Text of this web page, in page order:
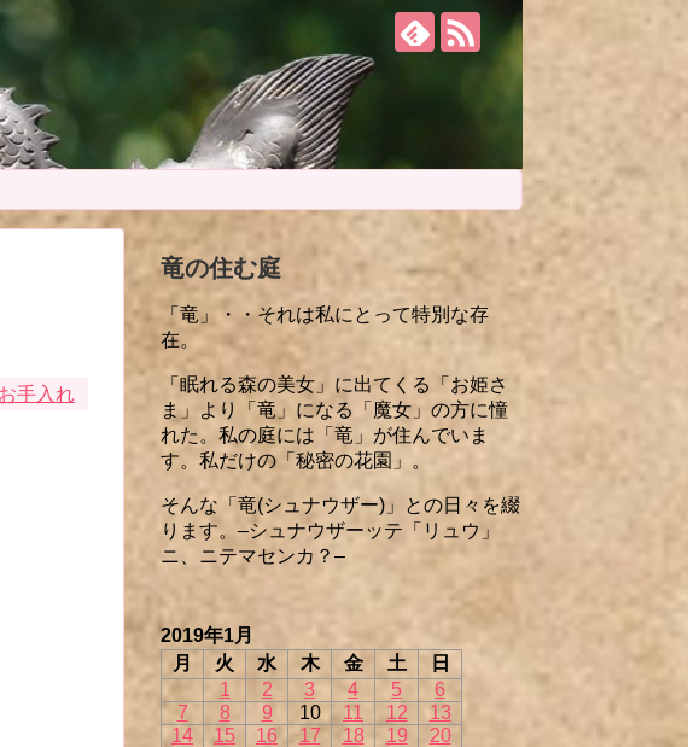
お手入れ
竜の住む庭
「竜」・・それは私にとって特別な存
在。
「眠れる森の美女」に出てくる「お姫さ
ま」より「竜」になる「魔女」の方に憧
れた。私の庭には「竜」が住んでいま
す。私だけの「秘密の花園」。
そんな「竜(シュナウザー)」との日々を綴
ります。–シュナウザーッテ「リュウ」
ニ、ニテマセンカ？–
2019年1月
月
火 水 木 金 土
日
1
2 3 4 5
6
7
8 9 10 11 12
13
14
15 16 17 18 19
20